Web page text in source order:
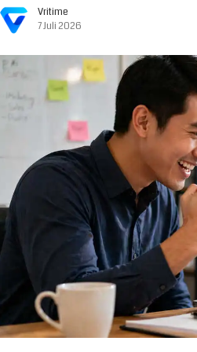
Vritime
7 Juli 2026